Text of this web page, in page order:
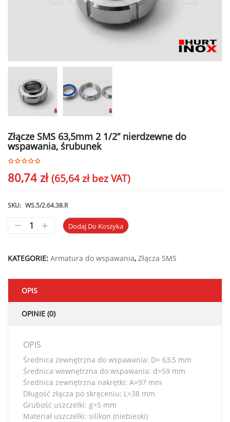
Złącze SMS 63,5mm 2 1/2” nierdzewne do
wspawania, śrubunek
80,74 zł (65,64złbez VAT)
SKU: WS.5/2.64.38.R
Dodaj Do Koszyka
KATEGORIE: Armatura do wspawania, Złącza SMS
OPIS
OPINIE (0)
OPIS
Średnica zewnętrzna do wspawania: D= 63,5 mm
Średnica wewnętrzna do wspawania: d=59 mm
Średnica zewnętrzna nakrętki: A=97 mm
Długość złącza po skręceniu: L=38 mm
Grubość uszczelki: g=5 mm
Materiał uszczelki: silikon (niebieski)